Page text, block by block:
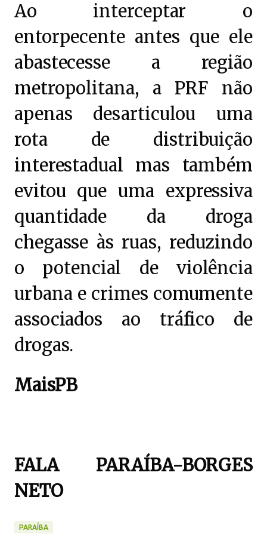
Ao interceptar o
entorpecente antes que ele
abastecesse a região
metropolitana, a PRF não
apenas desarticulou uma
rota de distribuição
interestadual mas também
evitou que uma expressiva
quantidade da droga
chegasse às ruas, reduzindo
o potencial de violência
urbana e crimes comumente
associados ao tráfico de
drogas.
MaisPB
FALA PARAÍBA-BORGES
NETO
PARAÍBA